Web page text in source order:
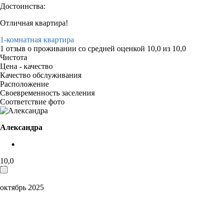
Достоинства:
Отличная квартира!
1-комнатная квартира
1 отзыв о проживании со средней оценкой 10,0 из 10,0
Чистота
Цена - качество
Качество обслуживания
Расположение
Своевременность заселения
Соответствие фото
Александра
10,0
октябрь 2025